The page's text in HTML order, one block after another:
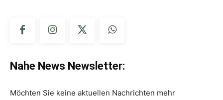
Nahe News Newsletter:
Möchten Sie keine aktuellen Nachrichten mehr